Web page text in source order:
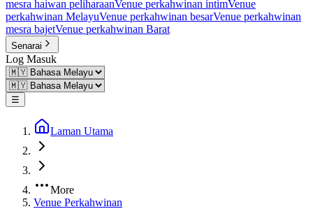
mesra haiwan peliharaanVenue perkahwinan intimVenue
perkahwinan MelayuVenue perkahwinan besarVenue perkahwinan
mesra bajetVenue perkahwinan Barat
Senarai
Log Masuk
☰
Laman Utama
More
Venue Perkahwinan